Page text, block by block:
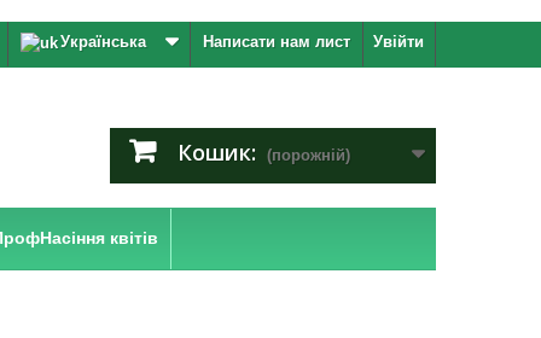
Увійти
Написати нам лист
Українська
Кошик: (порожній)
квітів